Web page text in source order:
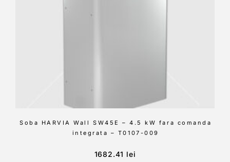
Soba HARVIA Wall SW45E – 4.5 kW fara comanda
integrata – T0107-009
1682.41 lei